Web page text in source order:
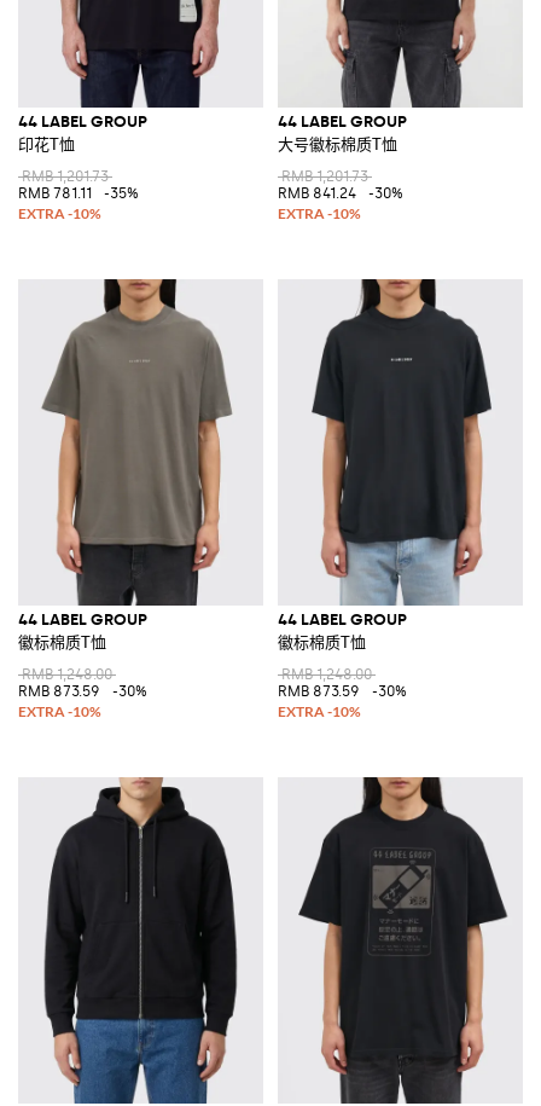
44 LABEL GROUP
印花T恤
RMB 1,201.73
RMB 781.11
-35%
44 LABEL GROUP
大号徽标棉质T恤
RMB 1,201.73
RMB 841.24
-30%
44 LABEL GROUP
徽标棉质T恤
RMB 1,248.00
RMB 873.59
-30%
44 LABEL GROUP
徽标棉质T恤
RMB 1,248.00
RMB 873.59
-30%